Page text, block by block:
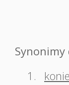
Synonimy
1.